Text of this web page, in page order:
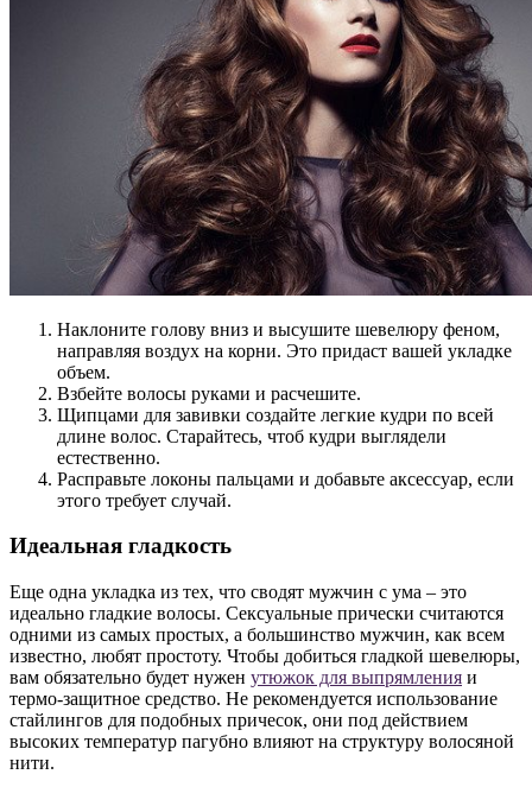
Наклоните голову вниз и высушите шевелюру феном,
направляя воздух на корни. Это придаст вашей укладке
объем.
Взбейте волосы руками и расчешите.
Щипцами для завивки создайте легкие кудри по всей
длине волос. Старайтесь, чтоб кудри выглядели
естественно.
Расправьте локоны пальцами и добавьте аксессуар, если
этого требует случай.
Идеальная гладкость
Еще одна укладка из тех, что сводят мужчин с ума – это
идеально гладкие волосы. Сексуальные прически считаются
одними из самых простых, а большинство мужчин, как всем
известно, любят простоту. Чтобы добиться гладкой шевелюры,
вам обязательно будет нужен утюжок для выпрямления и
термо-защитное средство. Не рекомендуется использование
стайлингов для подобных причесок, они под действием
высоких температур пагубно влияют на структуру волосяной
нити.